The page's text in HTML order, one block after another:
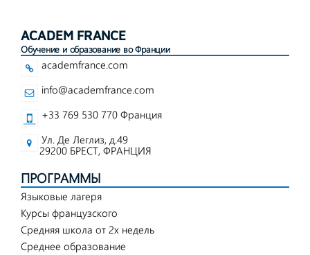
ACADEM FRANCE
Обучение и образование во Франции
academfrance.com
info@academfrance.com
+33 769 530 770 Франция
Ул. Де Леглиз, д.49
29200 БРЕСТ, ФРАНЦИЯ
ПРОГРАММЫ
Языковые лагеря
Курсы французского
Средняя школа от 2х недель
Среднее образование